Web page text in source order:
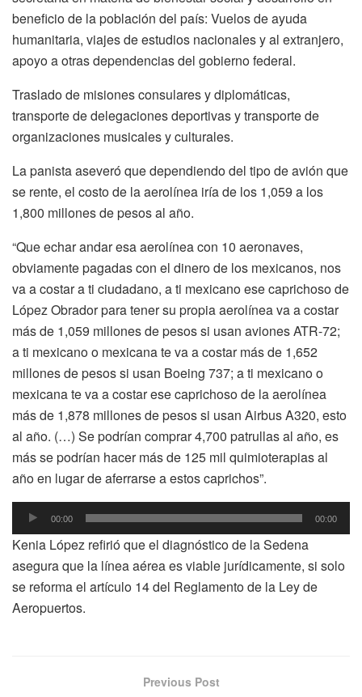
beneficio de la población del país: Vuelos de ayuda
humanitaria, viajes de estudios nacionales y al extranjero,
apoyo a otras dependencias del gobierno federal.
Traslado de misiones consulares y diplomáticas,
transporte de delegaciones deportivas y transporte de
organizaciones musicales y culturales.
La panista aseveró que dependiendo del tipo de avión que
se rente, el costo de la aerolínea iría de los 1,059 a los
1,800 millones de pesos al año.
“Que echar andar esa aerolínea con 10 aeronaves,
obviamente pagadas con el dinero de los mexicanos, nos
va a costar a ti ciudadano, a ti mexicano ese caprichoso de
López Obrador para tener su propia aerolínea va a costar
más de 1,059 millones de pesos si usan aviones ATR-72;
a ti mexicano o mexicana te va a costar más de 1,652
millones de pesos si usan Boeing 737; a ti mexicano o
mexicana te va a costar ese caprichoso de la aerolínea
más de 1,878 millones de pesos si usan Airbus A320, esto
al año. (…) Se podrían comprar 4,700 patrullas al año, es
más se podrían hacer más de 125 mil quimioterapias al
año en lugar de aferrarse a estos caprichos”.
Reproductor
de
audio
00:00 00:00
Kenia López refirió que el diagnóstico de la Sedena
asegura que la línea aérea es viable jurídicamente, si solo
se reforma el artículo 14 del Reglamento de la Ley de
Aeropuertos.
Previous Post